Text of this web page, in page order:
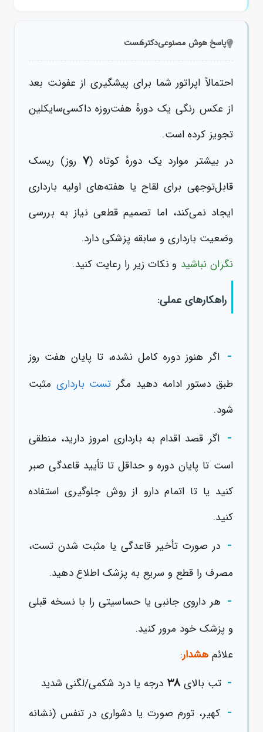
پاسخ هوش مصنوعیدکترهَست
احتمالاً اپراتور شما برای پیشگیری از عفونت بعد
از عکس رنگی یک دورهٔ هفت‌روزه داکسی‌سایکلین
تجویز کرده است.
در بیشتر موارد یک دورهٔ کوتاه (۷ روز) ریسک
قابل‌توجهی برای لقاح یا هفته‌های اولیه بارداری
ایجاد نمی‌کند، اما تصمیم قطعی نیاز به بررسی
وضعیت بارداری و سابقه پزشکی دارد.
نگران نباشید و نکات زیر را رعایت کنید.
راهکارهای عملی:
- اگر هنوز دوره کامل نشده، تا پایان هفت روز
طبق دستور ادامه دهید مگر تست بارداری مثبت
شود.
- اگر قصد اقدام به بارداری امروز دارید، منطقی
است تا پایان دوره و حداقل تا تأیید قاعدگی صبر
کنید یا تا اتمام دارو از روش جلوگیری استفاده
کنید.
- در صورت تأخیر قاعدگی یا مثبت شدن تست،
مصرف را قطع و سریع به پزشک اطلاع دهید.
- هر داروی جانبی یا حساسیتی را با نسخه قبلی
و پزشک خود مرور کنید.
علائم هشدار:
- تب بالای ۳۸ درجه یا درد شکمی/لگنی شدید
- کهیر، تورم صورت یا دشواری در تنفس (نشانه